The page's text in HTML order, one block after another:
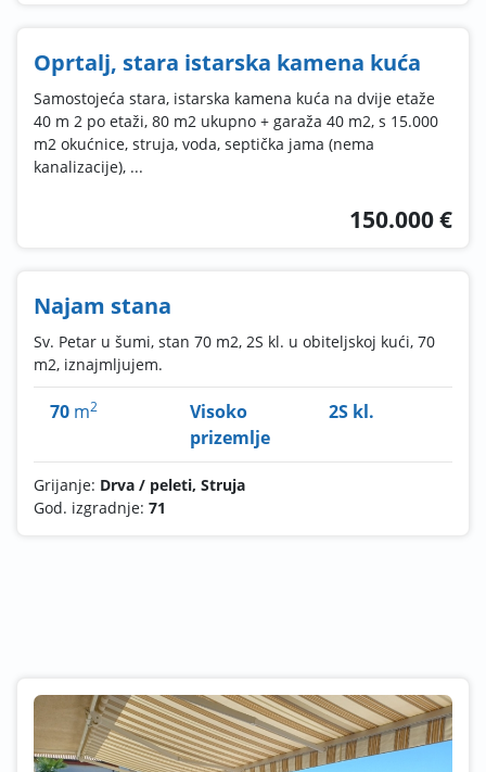
Oprtalj, stara istarska kamena kuća
Samostojeća stara, istarska kamena kuća na dvije etaže
40 m 2 po etaži, 80 m2 ukupno + garaža 40 m2, s 15.000
m2 okućnice, struja, voda, septička jama (nema
kanalizacije), ...
150.000 €
Najam stana
Sv. Petar u šumi, stan 70 m2, 2S kl. u obiteljskoj kući, 70
m2, iznajmljujem.
70 m2
Visoko
prizemlje
2S kl.
Grijanje: Drva / peleti, Struja
God. izgradnje: 71